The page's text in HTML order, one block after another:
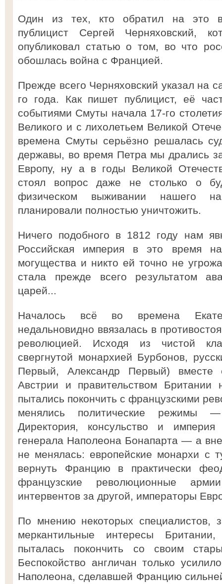
Один из тех, кто обратил на это
публицист Сергей
опубликовал статью о том, во что
обошлась война с Францией.
Прежде всего Черняховский указал на
го года. Как пишет публицист, её
событиями Смуты начала 17-го
Великого и с лихолетьем Великой
времена Смуты серьёзно решалась
державы, во время Петра мы дрались
Европу, ну а в годы Великой
стоял вопрос даже не столько о
физическом выживании нашего
планировали полностью уничтожить.
Ничего подобного в 1812 году нам
Российская империя в это время
могущества и никто ей точно не
стала прежде всего результатом
царей...
Началось всё во времена
недальновидно ввязалась в
революцией. Исходя из чистой
свергнутой монархией Бурбонов,
Первый, Александр Первый) вместе
Австрии и правительством Британии
пытались покончить с французскими
менялись политические режимы
Директория, консульство и
генерала Наполеона Бонапарта — а
не менялась: европейские монархи с
вернуть Францию в практически
французские революционные
интервентов за другой, императоры
По мнению некоторых специалистов,
меркантильные интересы
пыталась покончить со своим
Беспокойство англичан только
Наполеона, сделавшей Францию